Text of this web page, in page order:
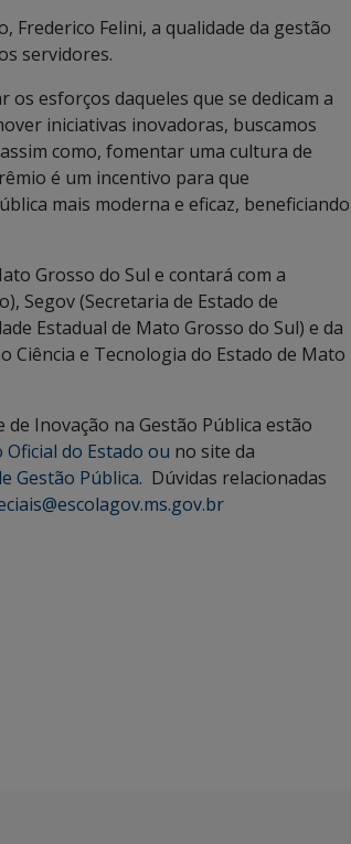
Frederico Felini, a qualidade da gestão
servidores.
esforços daqueles que se dedicam a
iniciativas inovadoras, buscamos
como, fomentar uma cultura de
é um incentivo para que
mais moderna e eficaz, beneficiando
Grosso do Sul e contará com a
Segov (Secretaria de Estado de
Estadual de Mato Grosso do Sul) e da
Ciência e Tecnologia do Estado de Mato
Inovação na Gestão Pública estão
do Estado ou no site da
Gestão Pública. Dúvidas relacionadas